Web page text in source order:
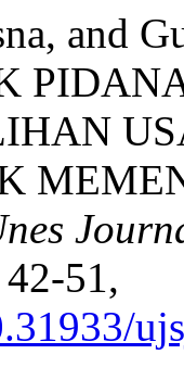
and
51,